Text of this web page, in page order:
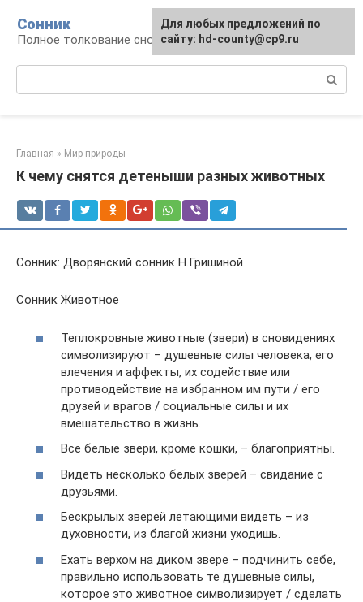
контенту
Сонник
Полное толкование снов
Главная » Мир природы
К чему снятся детеныши разных животных
Сонник: Дворянский сонник Н.Гришиной
Сонник Животное
Теплокровные животные (звери) в сновидениях
символизируют – душевные силы человека, его
влечения и аффекты, их содействие или
противодействие на избранном им пути / его
друзей и врагов / социальные силы и их
вмешательство в жизнь.
Все белые звери, кроме кошки, – благоприятны.
Видеть несколько белых зверей – свидание с
друзьями.
Бескрылых зверей летающими видеть – из
духовности, из благой жизни уходишь.
Ехать верхом на диком звере – подчинить себе,
правильно использовать те душевные силы,
которое это животное символизирует / сделать
Для любых предложений по
сайту: hd-county@cp9.ru